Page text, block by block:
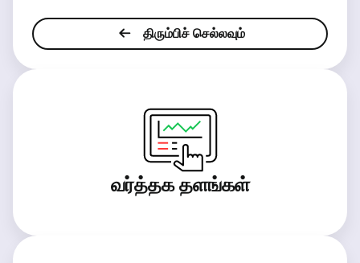
திரும்பிச் செல்லவும்
வர்த்தக தளங்கள்